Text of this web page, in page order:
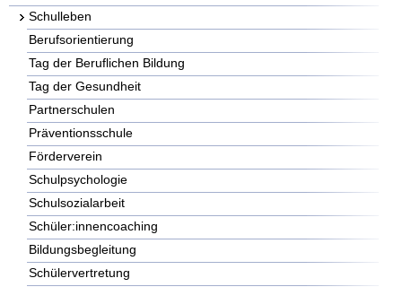
Schulleben
Berufsorientierung
Tag der Beruflichen Bildung
Tag der Gesundheit
Partnerschulen
Präventionsschule
Förderverein
Schulpsychologie
Schulsozialarbeit
Schüler:innencoaching
Bildungsbegleitung
Schülervertretung